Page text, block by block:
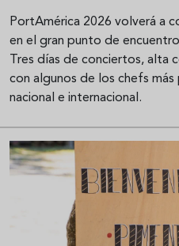
PortAmérica 2026 volverá a
en el gran punto de
Tres días de conciertos, alta
con algunos de los chefs
nacional e internacional.